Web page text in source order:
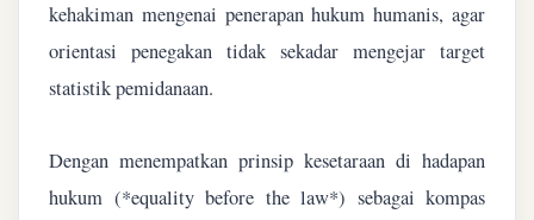
kehakiman mengenai penerapan hukum humanis, agar
orientasi penegakan tidak sekadar mengejar target
statistik pemidanaan.
Dengan menempatkan prinsip kesetaraan di hadapan
hukum (*equality before the law*) sebagai kompas